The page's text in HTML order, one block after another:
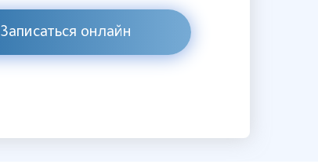
Записаться онлайн